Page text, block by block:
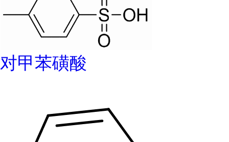
对甲苯磺酸